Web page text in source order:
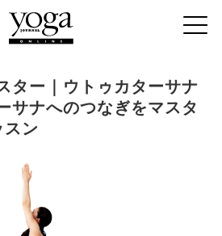
ター｜ウトゥカターサナ
サナへのつなぎをマスタ
スン